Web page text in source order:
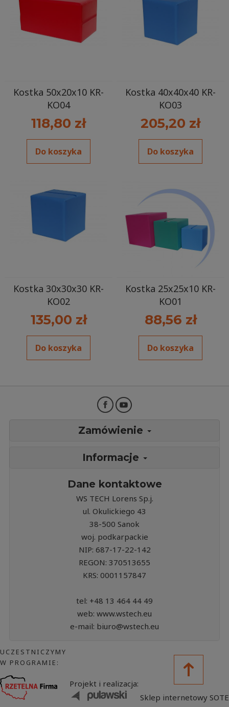
Kostka 50x20x10 KR-
KO04
118,80 zł
Do koszyka
Kostka 40x40x40 KR-
KO03
205,20 zł
Do koszyka
Kostka 30x30x30 KR-
KO02
135,00 zł
Do koszyka
Kostka 25x25x10 KR-
KO01
88,56 zł
Do koszyka
Zamówienie
Informacje
Dane kontaktowe
WS TECH Lorens Sp.j.
ul. Okulickiego 43
38-500 Sanok
woj. podkarpackie
NIP: 687-17-22-142
REGON: 370513655
KRS: 0001157847
tel: +48 13 464 44 49
web: www.wstech.eu
e-mail: biuro@wstech.eu
UCZESTNICZYMY
W PROGRAMIE:
Projekt i realizacja:
Sklep internetowy SOTE